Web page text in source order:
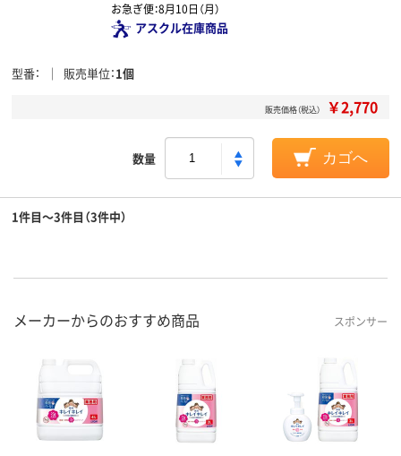
お急ぎ便：8月10日（月）
アスクル在庫商品
型番 販売単位 1個
販売価格（税込） ￥2,770
数量 カゴへ
1件目～3件目（3件中）
メーカーからのおすすめ商品 スポンサー